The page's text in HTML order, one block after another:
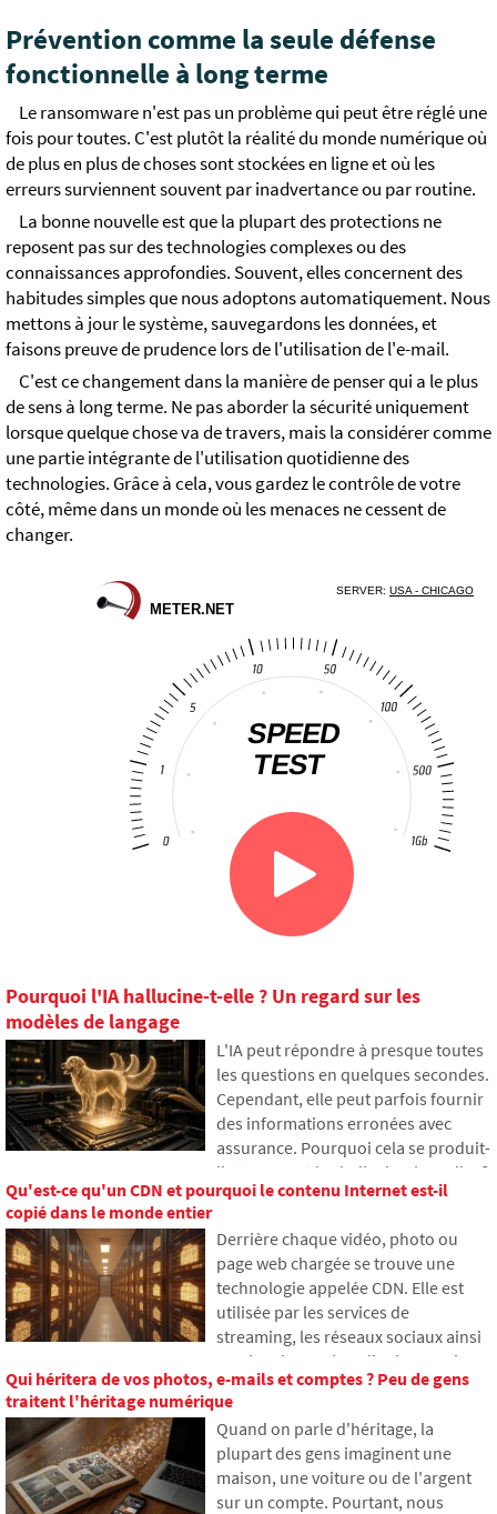
Prévention comme la seule défense
fonctionnelle à long terme
Le ransomware n'est pas un problème qui peut être réglé une
fois pour toutes. C'est plutôt la réalité du monde numérique où
de plus en plus de choses sont stockées en ligne et où les
erreurs surviennent souvent par inadvertance ou par routine.
La bonne nouvelle est que la plupart des protections ne
reposent pas sur des technologies complexes ou des
connaissances approfondies. Souvent, elles concernent des
habitudes simples que nous adoptons automatiquement. Nous
mettons à jour le système, sauvegardons les données, et
faisons preuve de prudence lors de l'utilisation de l'e-mail.
C'est ce changement dans la manière de penser qui a le plus
de sens à long terme. Ne pas aborder la sécurité uniquement
lorsque quelque chose va de travers, mais la considérer comme
une partie intégrante de l'utilisation quotidienne des
technologies. Grâce à cela, vous gardez le contrôle de votre
côté, même dans un monde où les menaces ne cessent de
changer.
Pourquoi l'IA hallucine-t-elle ? Un regard sur les
modèles de langage
L'IA peut répondre à presque toutes
les questions en quelques secondes.
Cependant, elle peut parfois fournir
des informations erronées avec
assurance. Pourquoi cela se produit-
il et que sont les hallucinations d'IA ?
Dans cet article, nous expliquons
langage fonctionnent, pourquoi ils
génèrent parfois des réponses
fausses et comment les
développeurs tentent
progressivement de limiter ce
Qu'est-ce qu'un CDN et pourquoi le contenu Internet est-il
copié dans le monde entier
Derrière chaque vidéo, photo ou
page web chargée se trouve une
technologie appelée CDN. Elle est
utilisée par les services de
streaming, les réseaux sociaux ainsi
que les sites web ordinaires, mais
beaucoup n'en ont jamais entendu
parler. Dans cet article, nous
expliquerons ce que signifie cet
acronyme, comment il fonctionne,
pourquoi le contenu Internet est
stocké à différents endroits dans le
Qui héritera de vos photos, e-mails et comptes ? Peu de gens
traitent l'héritage numérique
Quand on parle d'héritage, la
plupart des gens imaginent une
maison, une voiture ou de l'argent
sur un compte. Pourtant, nous